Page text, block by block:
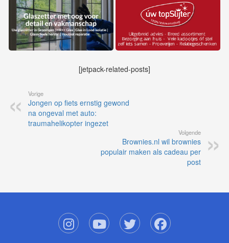
[jetpack-related-posts]
Vorige
Jongen op fiets ernstig gewond
na ongeval met auto:
traumahelikopter ingezet
Volgende
Brownies.nl wil brownies
populair maken als cadeau per
post